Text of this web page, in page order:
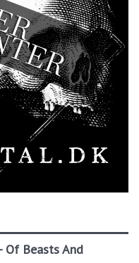
Of Beasts And